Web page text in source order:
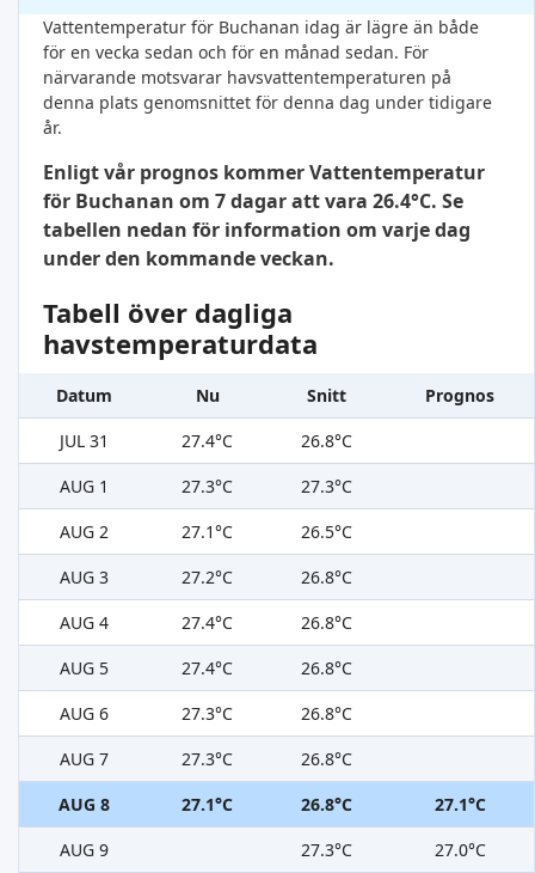
Vattentemperatur för Buchanan idag är lägre än både
för en vecka sedan och för en månad sedan. För
närvarande motsvarar havsvattentemperaturen på
denna plats genomsnittet för denna dag under tidigare
år.
Enligt vår prognos kommer Vattentemperatur
för Buchanan om 7 dagar att vara 26.4°C. Se
tabellen nedan för information om varje dag
under den kommande veckan.
Tabell över dagliga
havstemperaturdata
Datum Nu Snitt
Prognos
JUL 31
27.4°C
26.8°C
AUG 1
27.3°C
27.3°C
AUG 2
27.1°C
26.5°C
AUG 3
27.2°C
26.8°C
AUG 4
27.4°C
26.8°C
AUG 5
27.4°C
26.8°C
AUG 6
27.3°C
26.8°C
AUG 7
27.3°C
26.8°C
AUG 8
27.1°C 26.8°C
27.1°C
AUG 9
27.3°C 27.0°C